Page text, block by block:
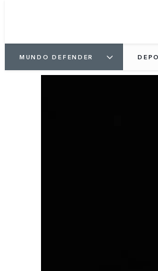
MUNDO DEFENDER